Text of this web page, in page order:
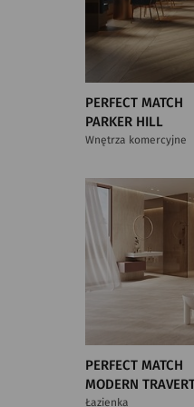
PERFECT MATCH
PARKER HILL
Wnętrza komercyjne
PERFECT MATCH
MODERN
Łazienka